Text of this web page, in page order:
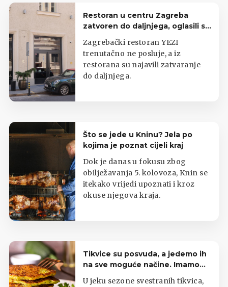
Restoran u centru Zagreba
zatvoren do daljnjega, oglasili se
iz lokala
Zagrebački restoran YEZI
trenutačno ne posluje, a iz
restorana su najavili zatvaranje
do daljnjega.
Što se jede u Kninu? Jela po
kojima je poznat cijeli kraj
Dok je danas u fokusu zbog
obilježavanja 5. kolovoza, Knin se
itekako vrijedi upoznati i kroz
okuse njegova kraja.
Tikvice su posvuda, a jedemo ih
na sve moguće načine. Imamo
top listu
U jeku sezone svestranih tikvica,